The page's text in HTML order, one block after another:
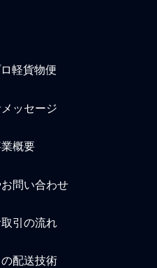
軽貨物便
ッセージ
概要
問い合わせ
引の流れ
配送技術